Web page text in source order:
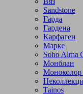
Sandstone
Гарда
Гардена
Карфаген
Марке
Soho Alma
Монблан
Tainos